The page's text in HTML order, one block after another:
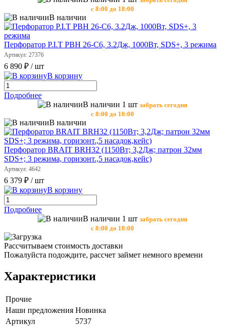
с 8:00 до 18:00
В наличии
Перфоратор P.I.T РВН 26-С6, 3.2Дж, 1000Вт, SDS+, 3 режима
Артикул: 27376
6 890 ₽ / шт
В корзину
Подробнее
В наличии 1 шт забрать сегодня
с 8:00 до 18:00
В наличии
Перфоратор BRAIT BRH32 (1150Вт; 3,2Дж; патрон 32мм
SDS+; 3 режима, горизонт.,5 насадок,кейс)
Артикул: 4642
6 379 ₽ / шт
В корзину
Подробнее
В наличии 1 шт забрать сегодня
с 8:00 до 18:00
Рассчитываем стоимость доставки
Пожалуйста подождите, рассчет займет немного времени
Характеристики
Прочие
Наши предложения Новинка
Артикул
5737